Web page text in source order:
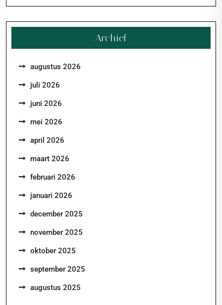
Archief
augustus 2026
juli 2026
juni 2026
mei 2026
april 2026
maart 2026
februari 2026
januari 2026
december 2025
november 2025
oktober 2025
september 2025
augustus 2025